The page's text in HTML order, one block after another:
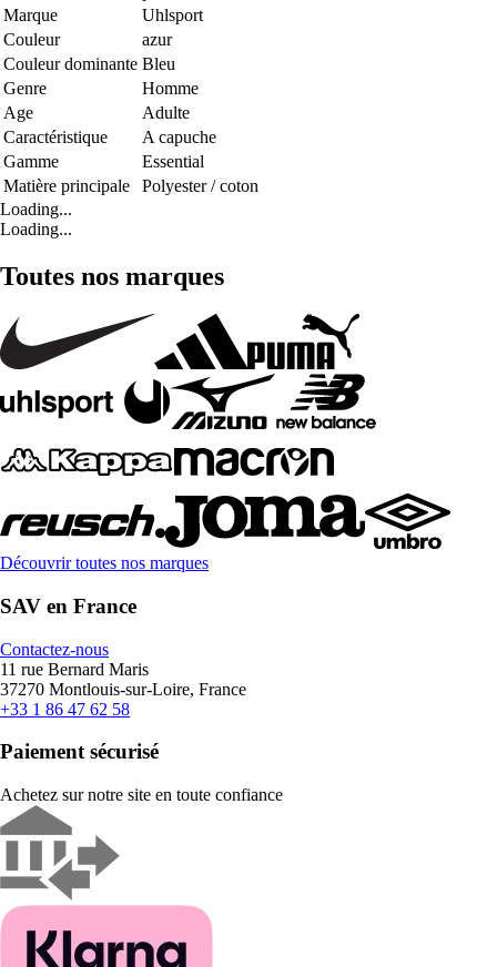
Marque
Uhlsport
Couleur
azur
Couleur dominante Bleu
Genre
Homme
Age
Adulte
Caractéristique
A capuche
Gamme
Essential
Matière principale
Polyester / coton
Loading...
Loading...
Toutes nos marques
Découvrir toutes nos marques
SAV en France
Contactez-nous
11 rue Bernard Maris
37270 Montlouis-sur-Loire, France
+33 1 86 47 62 58
Paiement sécurisé
Achetez sur notre site en toute confiance